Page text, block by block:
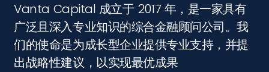
Vanta Capital 成立于 2017 年，是一家具有
广泛且深入专业知识的综合金融顾问公司。我
们的使命是为成长型企业提供专业支持，并提
出战略性建议，以实现最优成果